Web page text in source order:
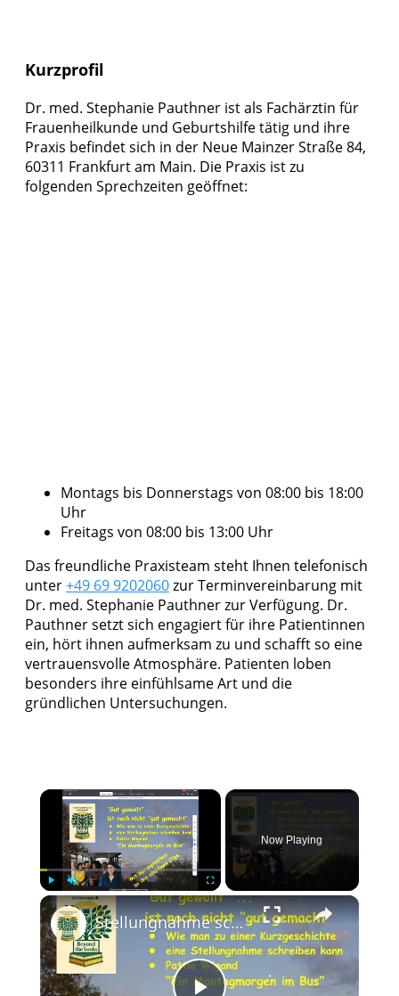
Kurzprofil
Dr. med. Stephanie Pauthner ist als Fachärztin für
Frauenheilkunde und Geburtshilfe tätig und ihre
Praxis befindet sich in der Neue Mainzer Straße 84,
60311 Frankfurt am Main. Die Praxis ist zu
folgenden Sprechzeiten geöffnet:
Montags bis Donnerstags von 08:00 bis 18:00
Uhr
Freitags von 08:00 bis 13:00 Uhr
Das freundliche Praxisteam steht Ihnen telefonisch
unter+49 69 9202060zur Terminvereinbarung mit
Dr. med. Stephanie Pauthner zur Verfügung. Dr.
Pauthner setzt sich engagiert für ihre Patientinnen
ein, hört ihnen aufmerksam zu und schafft so eine
vertrauensvolle Atmosphäre. Patienten loben
besonders ihre einfühlsame Art und die
gründlichen Untersuchungen.
×
Play Unmute Fullscreen
Now Playing
×
Stellungnahme schreiben: z.B. Pattie Wigand, Montagmorgen ... - "Gut gewollt" - auch "gut gemacht"?